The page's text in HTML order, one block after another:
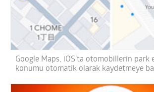
Google Maps, iOS’ta otomobillerin park
konumu otomatik olarak kaydetmeye